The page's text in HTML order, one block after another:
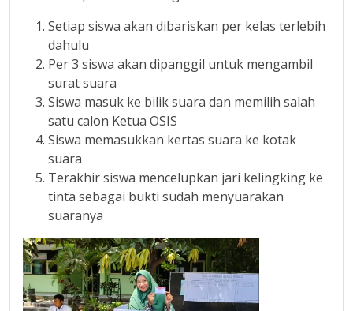
Setiap siswa akan dibariskan per kelas terlebih
dahulu
Per 3 siswa akan dipanggil untuk mengambil
surat suara
Siswa masuk ke bilik suara dan memilih salah
satu calon Ketua OSIS
Siswa memasukkan kertas suara ke kotak
suara
Terakhir siswa mencelupkan jari kelingking ke
tinta sebagai bukti sudah menyuarakan
suaranya